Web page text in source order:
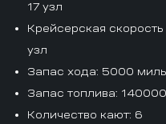
17 узл
Крейсерская
узл
Запас хода: 5000 миль
Запас топлива:
Количество кают: 6